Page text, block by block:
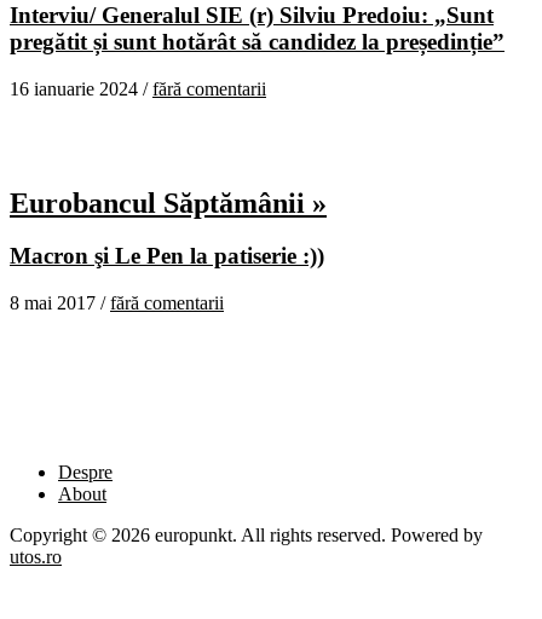
Interviu/ Generalul SIE (r) Silviu Predoiu: „Sunt
pregătit și sunt hotărât să candidez la președinție”
16 ianuarie 2024 /fără comentarii
Eurobancul Săptămânii »
Macron şi Le Pen la patiserie :))
8 mai 2017 /fără comentarii
Despre
About
Copyright © 2026 europunkt. All rights reserved. Powered by
utos.ro